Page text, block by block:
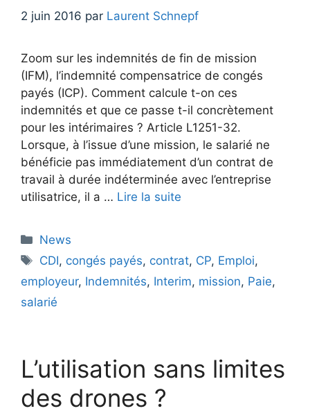
2 juin 2016 par Laurent Schnepf
Zoom sur les indemnités de fin de mission
(IFM), l’indemnité compensatrice de congés
payés (ICP). Comment calcule t-on ces
indemnités et que ce passe t-il concrètement
pour les intérimaires ? Article L1251-32.
Lorsque, à l’issue d’une mission, le salarié ne
bénéficie pas immédiatement d’un contrat de
travail à durée indéterminée avec l’entreprise
utilisatrice, il a … Lire la suite
Catégories
News
Étiquettes
CDI, congés payés, contrat, CP, Emploi,
employeur, Indemnités, Interim, mission, Paie,
salarié
L’utilisation sans limites
des drones ?